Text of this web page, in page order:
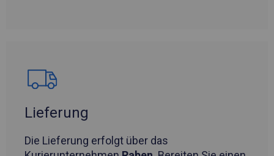
Lieferung
Die Lieferung erfolgt über das